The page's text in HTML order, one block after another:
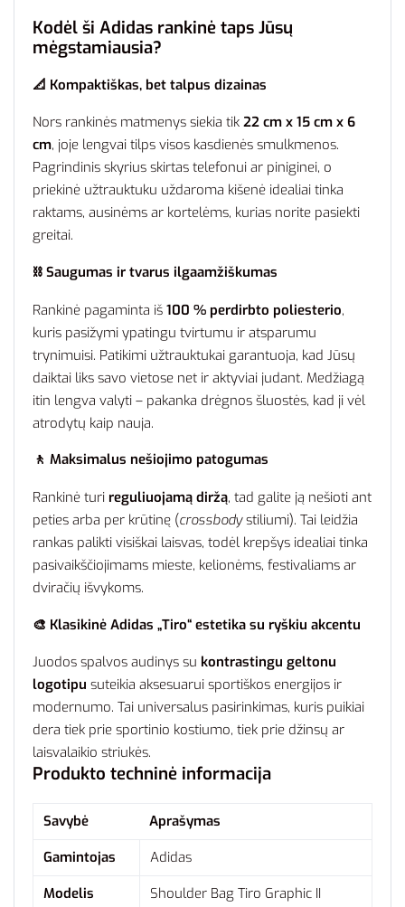
Kodėl ši Adidas rankinė taps Jūsų
mėgstamiausia?
📐 Kompaktiškas, bet talpus dizainas
Nors rankinės matmenys siekia tik 22 cm x 15 cm x 6
cm, joje lengvai tilps visos kasdienės smulkmenos.
Pagrindinis skyrius skirtas telefonui ar piniginei, o
priekinė užtrauktuku uždaroma kišenė idealiai tinka
raktams, ausinėms ar kortelėms, kurias norite pasiekti
greitai.
⛓️ Saugumas ir tvarus ilgaamžiškumas
Rankinė pagaminta iš 100 % perdirbto poliesterio,
kuris pasižymi ypatingu tvirtumu ir atsparumu
trynimuisi. Patikimi užtrauktukai garantuoja, kad Jūsų
daiktai liks savo vietose net ir aktyviai judant. Medžiagą
itin lengva valyti – pakanka drėgnos šluostės, kad ji vėl
atrodytų kaip nauja.
🚶 Maksimalus nešiojimo patogumas
Rankinė turi reguliuojamą diržą, tad galite ją nešioti ant
peties arba per krūtinę (crossbodystiliumi). Tai leidžia
rankas palikti visiškai laisvas, todėl krepšys idealiai tinka
pasivaikščiojimams mieste, kelionėms, festivaliams ar
dviračių išvykoms.
🎨 Klasikinė Adidas „Tiro“ estetika su ryškiu akcentu
Juodos spalvos audinys su kontrastingu geltonu
logotipu suteikia aksesuarui sportiškos energijos ir
modernumo. Tai universalus pasirinkimas, kuris puikiai
dera tiek prie sportinio kostiumo, tiek prie džinsų ar
laisvalaikio striukės.
Produkto techninė informacija
Savybė
Aprašymas
Gamintojas
Adidas
Modelis
Shoulder Bag Tiro Graphic II